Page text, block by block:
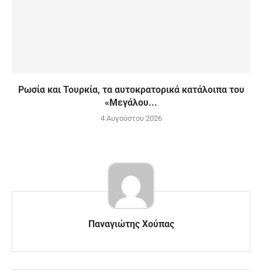
Ρωσία και Τουρκία, τα αυτοκρατορικά κατάλοιπα του
«Μεγάλου...
4 Αυγούστου 2026
Παναγιώτης Χούπας